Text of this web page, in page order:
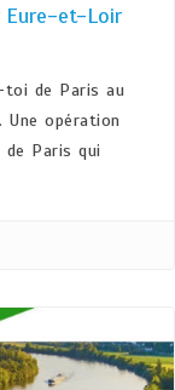
Eure-et-Loir
toi de Paris au
Une opération
Paris qui